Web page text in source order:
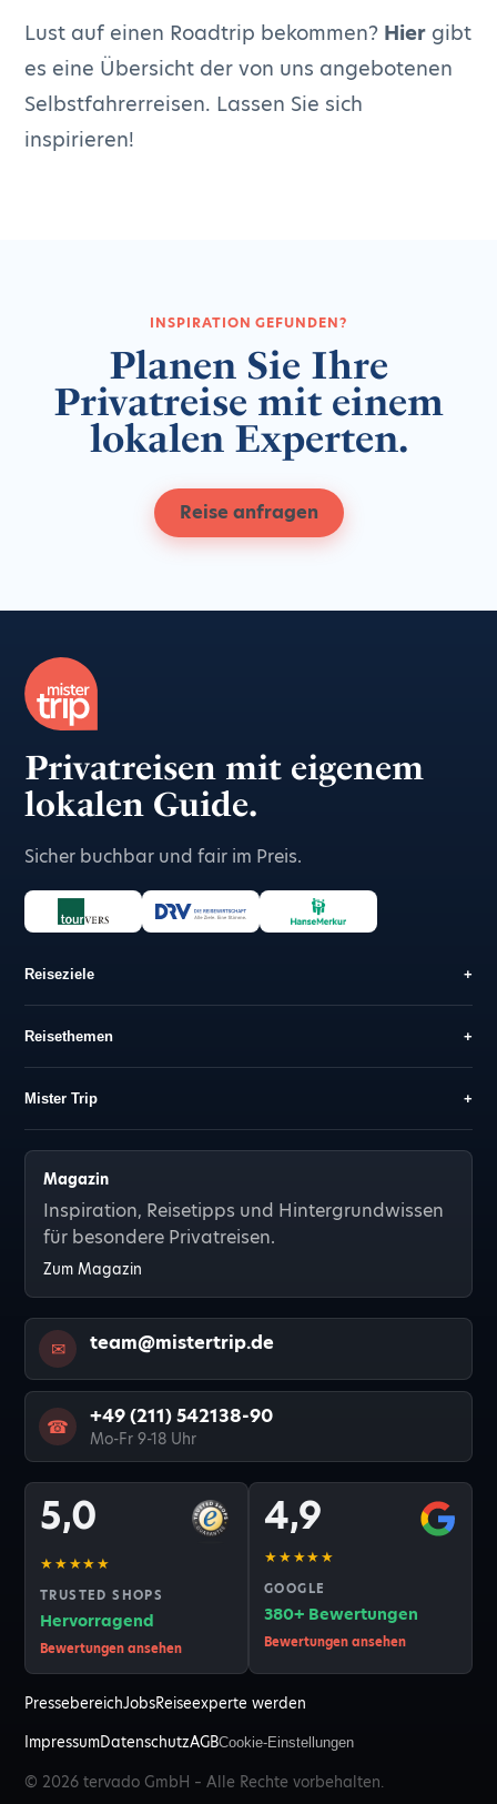
Lust auf einen Roadtrip bekommen? Hier gibt
es eine Übersicht der von uns angebotenen
Selbstfahrerreisen. Lassen Sie sich
inspirieren!
INSPIRATION GEFUNDEN?
Planen Sie Ihre
Privatreise mit einem
lokalen Experten.
Reise anfragen
Privatreisen mit eigenem
lokalen Guide.
Sicher buchbar und fair im Preis.
Reiseziele +
Reisethemen +
Mister Trip +
Magazin
Inspiration, Reisetipps und Hintergrundwissen
für besondere Privatreisen.
Zum Magazin
✉ team@mistertrip.de
☎ +49 (211) 542138-90
Mo-Fr 9-18 Uhr
5,0
★★★★★
TRUSTED SHOPS
Hervorragend
Bewertungen ansehen
4,9
★★★★★
GOOGLE
380+ Bewertungen
Bewertungen ansehen
PressebereichJobsReiseexperte werden
ImpressumDatenschutzAGBCookie-Einstellungen
© 2026 tervado GmbH – Alle Rechte vorbehalten.